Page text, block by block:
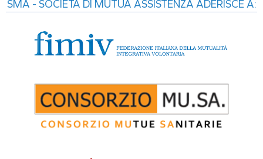
SMA - SOCIETÀ DI MUTUA ASSISTENZA ADERISCE A: